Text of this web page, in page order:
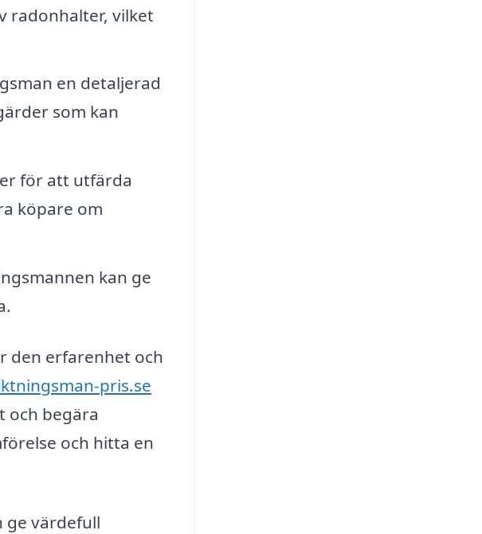
radonhalter, vilket
en detaljerad
som kan
för att utfärda
köpare om
kan ge
den erfarenhet och
pris.se
och begära
och hitta en
ge värdefull